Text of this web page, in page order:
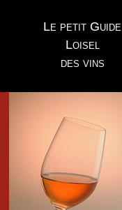
Le petit Guide
Loisel
des vins